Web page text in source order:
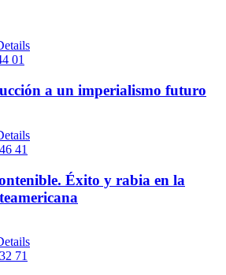
a un imperialismo futuro
Éxito y rabia en la